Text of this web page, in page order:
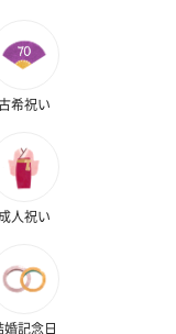
希祝い
成人祝い
婚記念日